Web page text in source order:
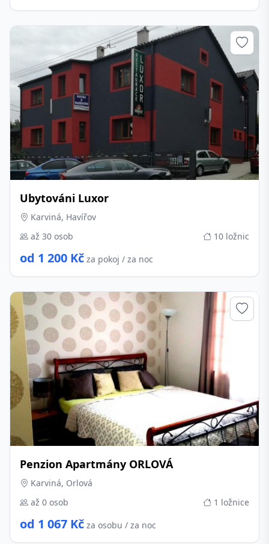
Ubytováni Luxor
Karviná, Havířov
až 30 osob
10 ložnic
od 1 200 Kč za pokoj / za noc
Penzion Apartmány ORLOVÁ
Karviná, Orlová
až 0 osob
1 ložnice
od 1 067 Kč za osobu / za noc